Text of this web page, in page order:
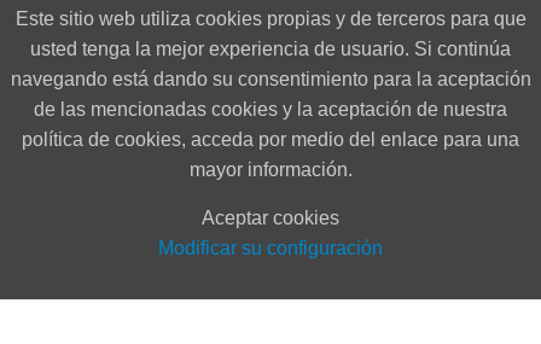
Este sitio web utiliza cookies propias y de terceros para que
usted tenga la mejor experiencia de usuario. Si continúa
navegando está dando su consentimiento para la aceptación
de las mencionadas cookies y la aceptación de nuestra
política de cookies, acceda por medio del enlace para una
mayor información.
Aceptar cookies
Modificar su configuración